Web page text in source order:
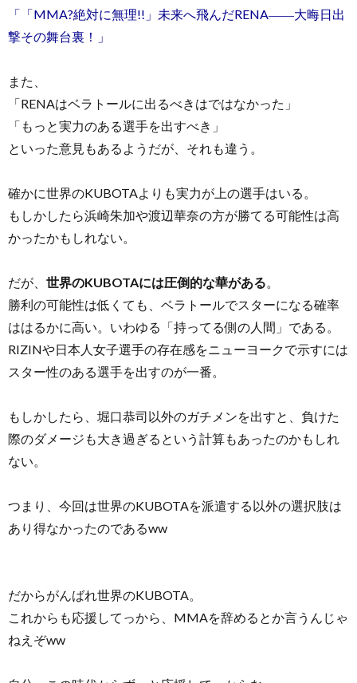
「「MMA?絶対に無理!!」未来へ飛んだRENA――大晦日出
撃その舞台裏！」
また、
「RENAはベラトールに出るべきはではなかった」
「もっと実力のある選手を出すべき」
といった意見もあるようだが、それも違う。
確かに世界のKUBOTAよりも実力が上の選手はいる。
もしかしたら浜崎朱加や渡辺華奈の方が勝てる可能性は高
かったかもしれない。
だが、 世界のKUBOTAには圧倒的な華がある
勝利の可能性は低くても、ベラトールでスターになる確率
ははるかに高い。いわゆる「持ってる側の人間」である。
RIZINや日本人女子選手の存在感をニューヨークで示すには
スター性のある選手を出すのが一番。
もしかしたら、堀口恭司以外のガチメンを出すと、負けた
際のダメージも大き過ぎるという計算もあったのかもしれ
ない。
つまり、今回は世界のKUBOTAを派遣する以外の選択肢は
あり得なかったのであるww
だからがんばれ世界のKUBOTA。
これからも応援してっから、MMAを辞めるとか言うんじゃ
ねえぞww